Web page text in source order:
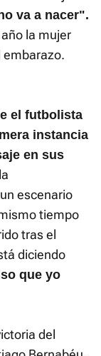
va a nacer".
la mujer
embarazo.
el futbolista
instancia
en sus
escenario
tiempo
tras el
diciendo
que yo
del